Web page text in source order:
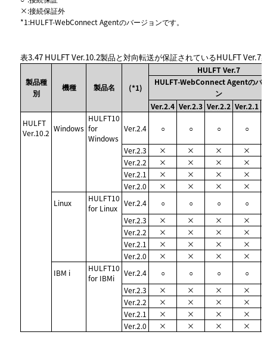
×:接続保証外
*1:HULFT-WebConnect Agentのバージョンです。
表3.47 HULFT Ver.10.2製品と対向転送が保証されているHULFT Ver.7
製品種
別
機種 製品名 (*1)
HULFT Ver.7
HULFT-WebConnect Agentのバ
ン
Ver.2.4 Ver.2.3 Ver.2.2 Ver.2.1
HULFT
Ver.10.2 Windows
HULFT10
for
Windows
Ver.2.4 ○ ○ ○ ○
Ver.2.3 × × ×
×
Ver.2.2
× × ×
×
Ver.2.1
× × ×
×
Ver.2.0
× × ×
×
Linux
HULFT10
for Linux
Ver.2.4 ○ ○ ○
○
Ver.2.3
× × ×
×
Ver.2.2
× × ×
×
Ver.2.1
× × ×
×
Ver.2.0
× × ×
×
IBM i
HULFT10
for IBMi
Ver.2.4 ○ ○ ○
○
Ver.2.3
× × ×
×
Ver.2.2
× × ×
×
Ver.2.1
× × ×
×
Ver.2.0
× × ×
×